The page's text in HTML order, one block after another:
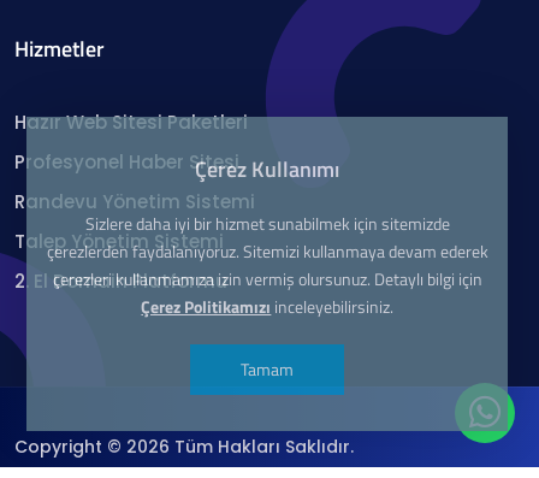
Hizmetler
Hazır Web Sitesi Paketleri
Profesyonel Haber Sitesi
Randevu Yönetim Sistemi
Talep Yönetim Sistemi
2. El Domain Platformu
Copyright © 2026 Tüm Hakları Saklıdır.
Çerez Kullanımı
Sizlere daha iyi bir hizmet sunabilmek için sitemizde
çerezlerden faydalanıyoruz. Sitemizi kullanmaya devam ederek
çerezleri kullanmamıza izin vermiş olursunuz. Detaylı bilgi için
Çerez Politikamızı inceleyebilirsiniz.
Tamam